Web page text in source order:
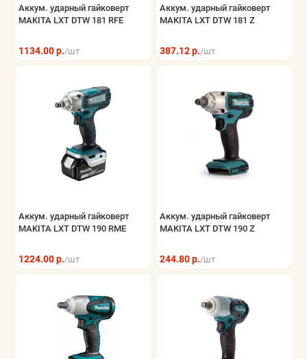
Аккум. ударный гайковерт
MAKITA LXT DTW 181 RFE
1134.00 р./шт
Аккум. ударный гайковерт
MAKITA LXT DTW 181 Z
387.12 р./шт
Аккум. ударный гайковерт
MAKITA LXT DTW 190 RME
1224.00 р./шт
Аккум. ударный гайковерт
MAKITA LXT DTW 190 Z
244.80 р./шт